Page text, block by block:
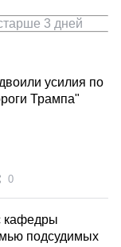
3 дней
усилия по
Трампа"
0
кафедры
подсудимых